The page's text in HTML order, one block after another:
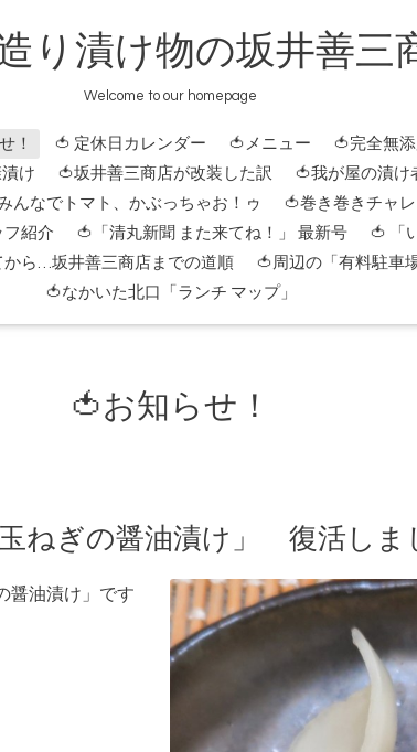
り漬け物の坂井善三
Welcome to our homepage
！ 🍅 定休日カレンダー 🍅メニュー
🍅完全無
け
🍅坂井善三商店が改装した訳
🍅我が屋の漬け
んなでトマト、かぶっちゃお！ゥ
🍅巻き巻きチャ
フ紹介 🍅「清丸新聞 また来てね！」 最新号
🍅 「
から…坂井善三商店までの道順
🍅周辺の「有料駐車
🍅なかいた北口「ランチ マップ」
🍅お知らせ！
ねぎの醤油漬け」 復活しま
醤油漬け」です